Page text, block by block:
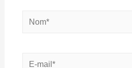
Nom*
E-